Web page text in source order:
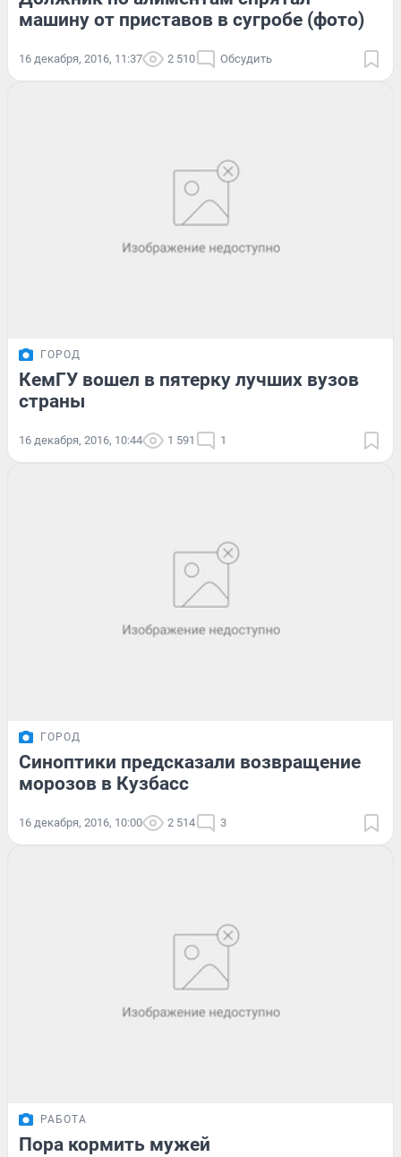
машину от приставов в сугробе (фото)
16 декабря, 2016, 11:37 2 510 Обсудить
ГОРОД
КемГУ вошел в пятерку лучших вузов
страны
16 декабря, 2016, 10:44 1 591 1
ГОРОД
Синоптики предсказали возвращение
морозов в Кузбасс
16 декабря, 2016, 10:00 2 514 3
РАБОТА
Пора кормить мужей